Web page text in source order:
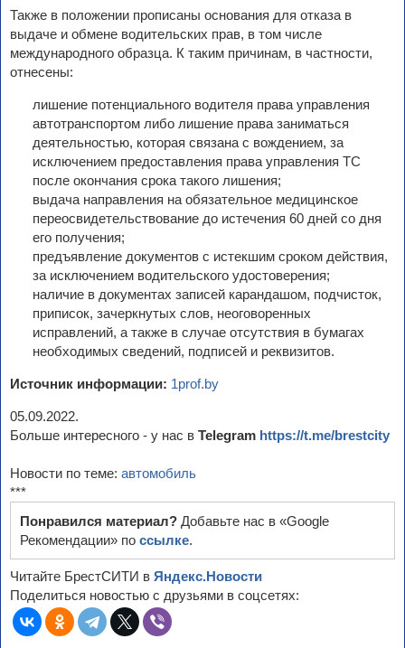
Также в положении прописаны основания для отказа в
выдаче и обмене водительских прав, в том числе
международного образца. К таким причинам, в частности,
отнесены:
лишение потенциального водителя права управления
автотранспортом либо лишение права заниматься
деятельностью, которая связана с вождением, за
исключением предоставления права управления ТС
после окончания срока такого лишения;
выдача направления на обязательное медицинское
переосвидетельствование до истечения 60 дней со дня
его получения;
предъявление документов с истекшим сроком действия,
за исключением водительского удостоверения;
наличие в документах записей карандашом, подчисток,
приписок, зачеркнутых слов, неоговоренных
исправлений, а также в случае отсутствия в бумагах
необходимых сведений, подписей и реквизитов.
Источник информации: 1prof.by
05.09.2022.
Больше интересного - у нас в Telegram https://t.me/brestcity
Новости по теме: автомобиль
***
Понравился материал? Добавьте нас в «Google
Рекомендации» по ссылке.
Читайте БрестСИТИ в Яндекс.Новости
Поделиться новостью с друзьями в соцсетях: